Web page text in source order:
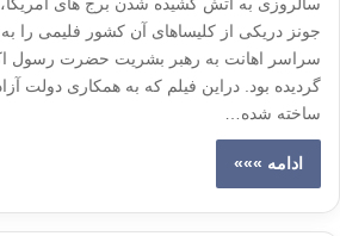
جونز دریکی از کلیساهای آن کشور فلیمی را
سراسر اهانت به رهبر بشریت حضرت رسول
گردیده بود. دراین فیلم که به همکاری دولت
ساخته شده…
ادامه »»»